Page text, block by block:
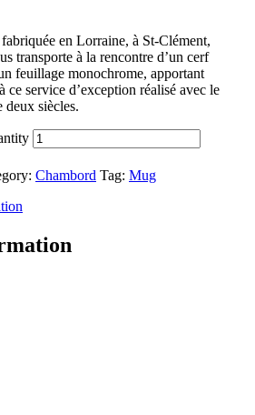
en Lorraine, à St-Clément,
transporte à la rencontre d’un cerf
feuillage monochrome, apportant
ce service d’exception réalisé avec le
deux siècles.
Chambord Tag: Mug